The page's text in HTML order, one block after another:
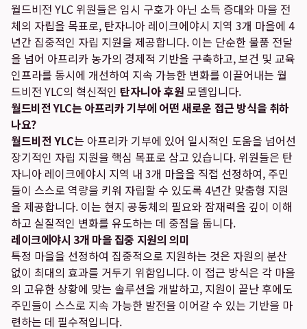
월드비전 YLC 위원들은 임시 구호가 아닌 소득 증대와 마을 전
체의 자립을 목표로, 탄자니아 레이크에야시 지역 3개 마을에 4
년간 집중적인 자립 지원을 제공합니다. 이는 단순한 물품 전달
을 넘어 아프리카 농가의 경제적 기반을 구축하고, 보건 및 교육
인프라를 동시에 개선하여 지속 가능한 변화를 이끌어내는 월
드비전 YLC의 혁신적인 탄자니아 후원 모델입니다.
월드비전 YLC는 아프리카 기부에 어떤 새로운 접근 방식을 취하
나요?
월드비전 YLC는 아프리카 기부에 있어 일시적인 도움을 넘어선
장기적인 자립 지원을 핵심 목표로 삼고 있습니다. 위원들은 탄
자니아 레이크에야시 지역 내 3개 마을을 직접 선정하여, 주민
들이 스스로 역량을 키워 자립할 수 있도록 4년간 맞춤형 지원
을 제공합니다. 이는 현지 공동체의 필요와 잠재력을 깊이 이해
하고 실질적인 변화를 유도하는 데 중점을 둡니다.
레이크에야시 3개 마을 집중 지원의 의미
특정 마을을 선정하여 집중적으로 지원하는 것은 자원의 분산
없이 최대의 효과를 거두기 위함입니다. 이 접근 방식은 각 마을
의 고유한 상황에 맞는 솔루션을 개발하고, 지원이 끝난 후에도
주민들이 스스로 지속 가능한 발전을 이어갈 수 있는 기반을 마
련하는 데 필수적입니다.